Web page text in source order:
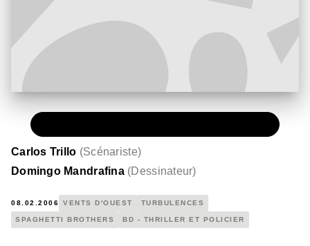
Carlos Trillo (Scénariste)
Domingo Mandrafina (Dessinateur)
08.02.2006 VENTS D'OUEST TURBULENCES
SPAGHETTI BROTHERS BD - THRILLER ET POLICIER